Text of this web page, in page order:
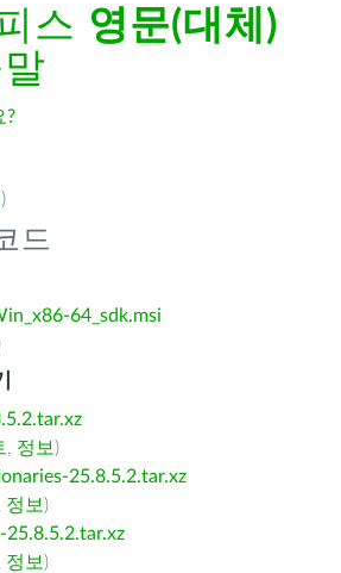
스 영문(대체)
?
)
드
64_sdk.msi
, 정보 )
25.8.5.2.tar.xz
정보 )
25.8.5.2.tar.xz
정보 )